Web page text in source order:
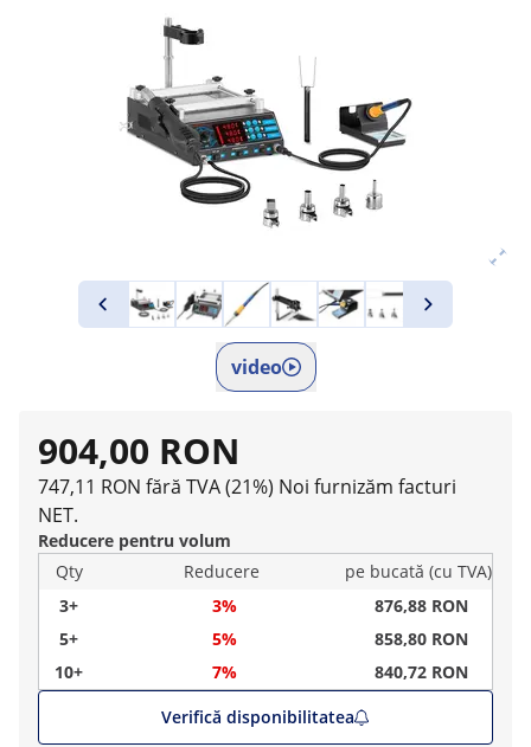
video
904,00 RON
747,11 RON fără TVA (21%) Noi furnizăm facturi
NET.
Reducere pentru volum
Qty
Reducere
pe bucată (cu TVA)
3+
3%
876,88 RON
5+
5%
858,80 RON
10+
7%
840,72 RON
Verifică disponibilitatea